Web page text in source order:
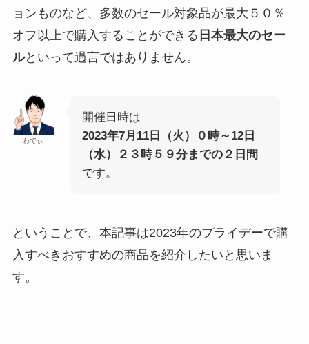
ョンものなど、多数のセール対象品が最大５０％
オフ以上で購入することができる 日本最大のセー
ルといって過言ではありません。
わでぃ
開催日時は
2023年7月11日（火）０時～12日
（水）２３時５９分までの２日間
です。
ということで、本記事は2023年のプライデーで購
入すべきおすすめの商品を紹介したいと思いま
す。